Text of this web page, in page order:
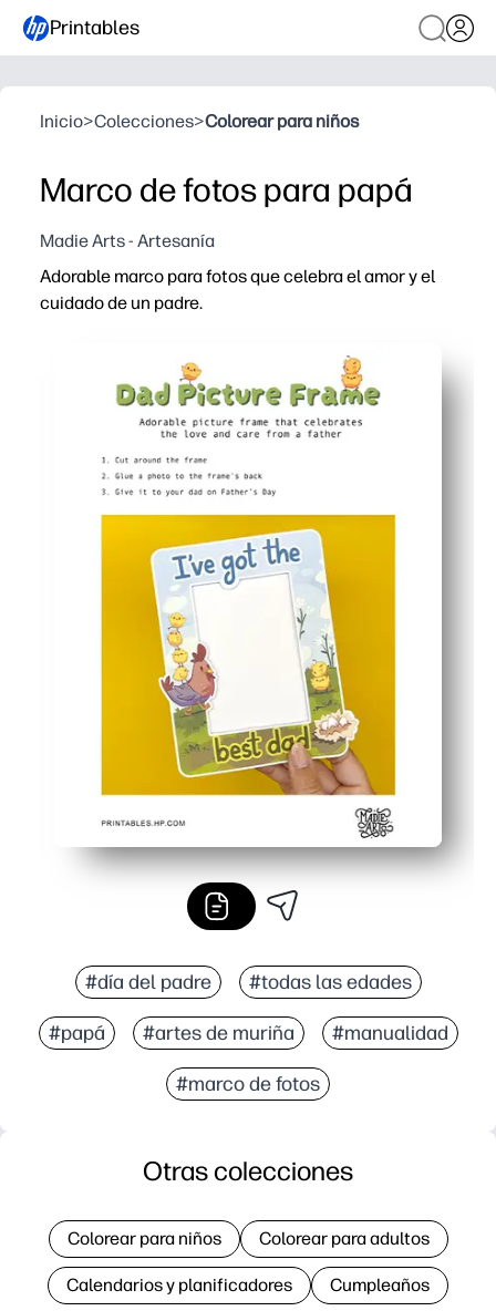
Printables
Inicio>Colecciones>Colorear para niños
Marco de fotos para papá
Madie Arts - Artesanía
Adorable marco para fotos que celebra el amor y el
cuidado de un padre.
#día del padre #todas las edades
#papá #artes de muriña #manualidad
#marco de fotos
Otras colecciones
Colorear para niños Colorear para adultos
Calendarios y planificadores Cumpleaños